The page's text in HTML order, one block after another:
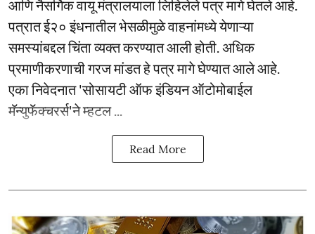
आणि नैसर्गिक वायू मंत्रालयाला लिहिलेले पत्र मागे घेतले आहे.
पत्रात ई२० इंधनातील भेसळीमुळे वाहनांमध्ये येणाऱ्या
समस्यांबद्दल चिंता व्यक्त करण्यात आली होती. अधिक
प्रमाणीकरणाची गरज मांडत हे पत्र मागे घेण्यात आले आहे.
एका निवेदनात 'सोसायटी ऑफ इंडियन ऑटोमोबाईल
मॅन्युफॅक्चरर्स'ने म्हटल ...
Read More